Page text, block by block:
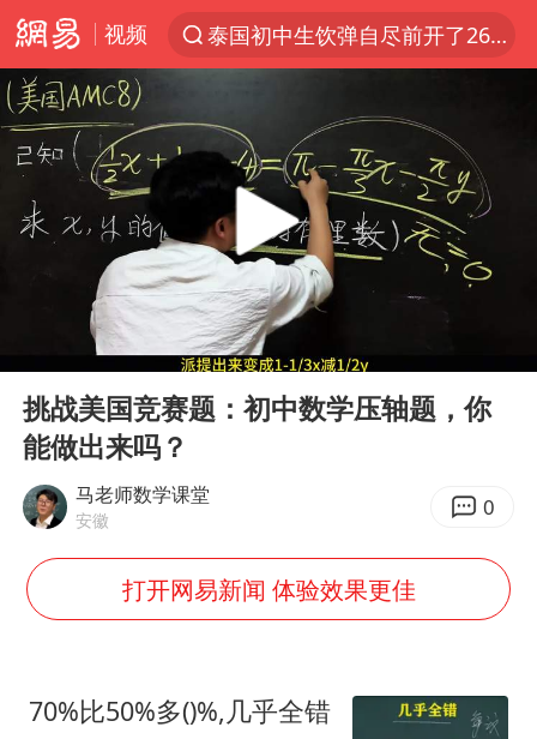
视频
泰国初中生饮弹自尽前开了26枪
用AI造出新病毒意味着什么
实时追踪台风白海豚
美股创4月份以来最大单周涨幅
女子被狗舔脚确诊三级暴露 医生回应
胡彦斌获《歌手2026》歌王
2名小孩玩手机低头幅度近乎折叠
Play
00:00
挑战美国竞赛题：初中数学压轴题，你
能做出来吗？
马老师数学课堂
安徽 0
打开网易新闻 体验效果更佳
70%比50%多()%,几乎全错